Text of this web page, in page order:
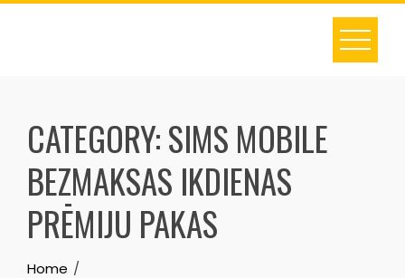
Skip
CATEGORY:SIMS MOBILE
BEZMAKSAS IKDIENAS
PRĒMIJU PAKAS
Home